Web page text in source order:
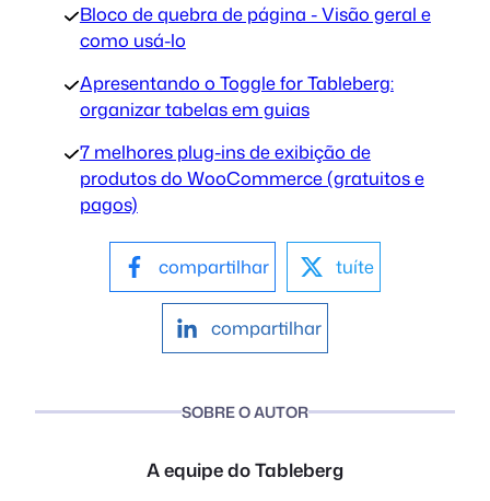
Bloco de quebra de página - Visão geral e
como usá-lo
Apresentando o Toggle for Tableberg:
organizar tabelas em guias
7 melhores plug-ins de exibição de
produtos do WooCommerce (gratuitos e
pagos)
compartilhar tuíte
compartilhar
SOBRE O AUTOR
A equipe do Tableberg